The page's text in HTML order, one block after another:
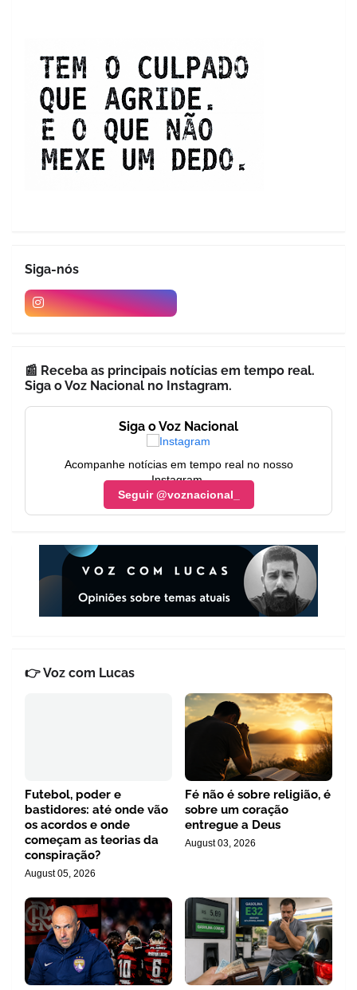
Siga-nós
📰 Receba as principais notícias em tempo real.
Siga o Voz Nacional no Instagram.
Siga o Voz Nacional
Acompanhe notícias em tempo real no nosso
Instagram.
Seguir @voznacional_
👉 Voz com Lucas
Futebol, poder e
bastidores: até onde vão
os acordos e onde
começam as teorias da
conspiração?
August 05, 2026
Fé não é sobre religião, é
sobre um coração
entregue a Deus
August 03, 2026